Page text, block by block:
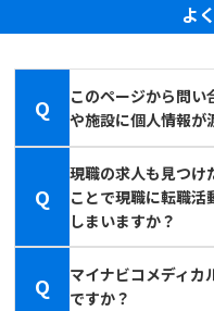
よ
Q
このページから問い
や施設に個人情報が
Q
現職の求人も見つけ
ことで現職に転職活
しまいますか？
Q
マイナビコメディカ
ですか？